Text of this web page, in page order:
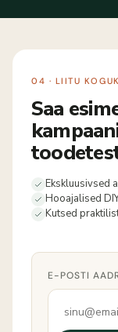
04 · LIITU
Saa
Ekskluusivsed
Hooajalised
Kutsed
E-POSTI